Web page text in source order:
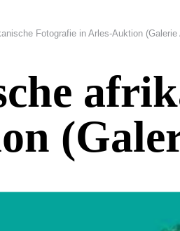
Fotografie in Arles-Auktion (Galerie